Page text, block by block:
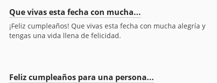
Que vivas esta fecha con mucha...
¡Feliz cumpleaños! Que vivas esta fecha con mucha alegría y
tengas una vida llena de felicidad.
Feliz cumpleaños para una persona...